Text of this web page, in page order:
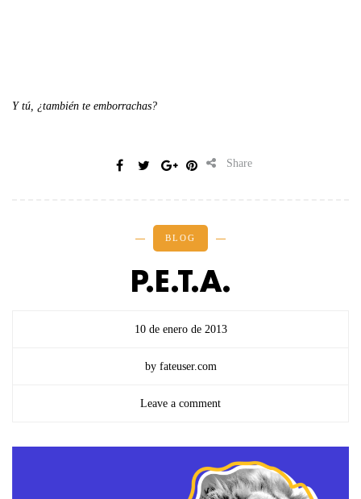
Y tú, ¿también te emborrachas?
Share
BLOG
P.E.T.A.
10 de enero de 2013
by fateuser.com
Leave a comment